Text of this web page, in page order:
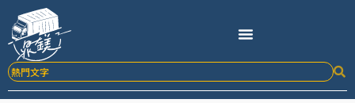
要
內